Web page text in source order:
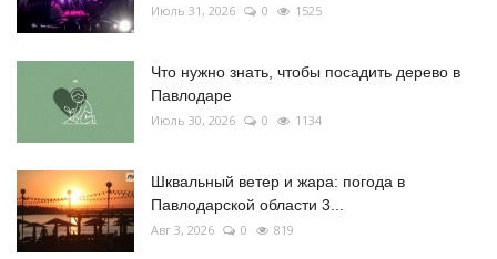
Июль 31, 2026 0 1525
Что нужно знать, чтобы посадить дерево в
Павлодаре
Июль 30, 2026 0 1134
Шквальный ветер и жара: погода в
Павлодарской области 3...
Авг 3, 2026 0 819